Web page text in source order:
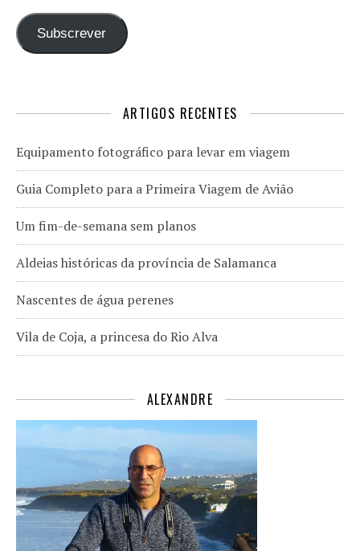
Subscrever
ARTIGOS RECENTES
Equipamento fotográfico para levar em viagem
Guia Completo para a Primeira Viagem de Avião
Um fim-de-semana sem planos
Aldeias históricas da província de Salamanca
Nascentes de água perenes
Vila de Coja, a princesa do Rio Alva
ALEXANDRE